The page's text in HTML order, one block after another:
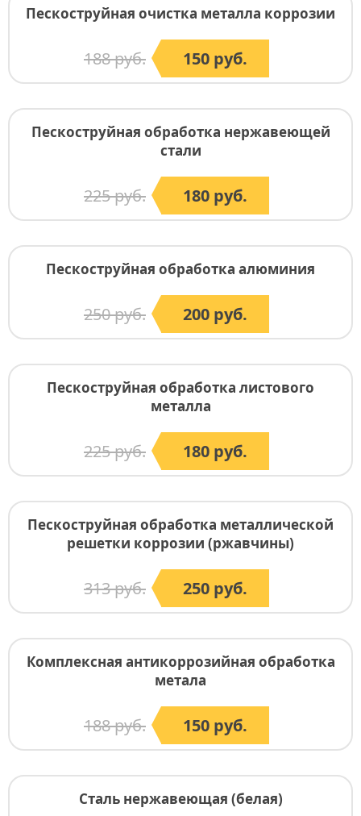
Пескоструйная очистка металла коррозии
188 руб. 150 руб.
Пескоструйная обработка нержавеющей
стали
225 руб. 180 руб.
Пескоструйная обработка алюминия
250 руб. 200 руб.
Пескоструйная обработка листового
металла
225 руб. 180 руб.
Пескоструйная обработка металлической
решетки коррозии (ржавчины)
313 руб. 250 руб.
Комплексная антикоррозийная обработка
метала
188 руб. 150 руб.
Сталь нержавеющая (белая)